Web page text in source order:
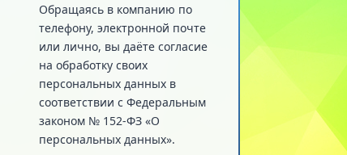
Обращаясь в компанию по
телефону, электронной почте
или лично, вы даёте согласие
на обработку своих
персональных данных в
соответствии с Федеральным
законом № 152-ФЗ «О
персональных данных».